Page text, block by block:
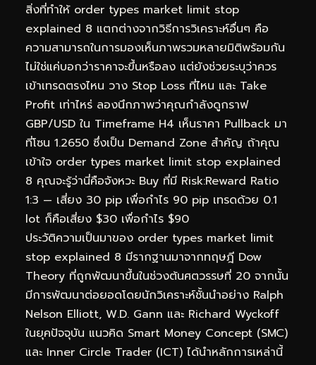
สิ่งที่ทำให้ order types market limit stop
explained 8 แตกต่างจากวิธีการวิเคราะห์อื่นๆ คือ
ความสามารถในการมองเห็นภาพรวมหลายมิติพร้อมกัน
ไม่ใช่แค่บอกว่าราคาจะขึ้นหรือลง แต่ยังช่วยระบุว่าควร
เข้าเทรดตรงไหน วาง Stop Loss ที่ไหน และ Take
Profit เท่าไหร่ ลองนึกภาพว่าคุณกำลังดูกราฟ
GBP/USD ใน Timeframe H4 เห็นราคา Pullback มา
ที่โซน 1.2650 ซึ่งเป็น Demand Zone สำคัญ ถ้าคุณ
เข้าใจ order types market limit stop explained
8 คุณจะรู้ว่านี่คือจังหวะ Buy ที่มี Risk:Reward Ratio
1:3 — เสี่ยง 30 pip เพื่อกำไร 90 pip เทรดด้วย 0.1
lot ก็คือเสี่ยง $30 เพื่อกำไร $90
ประวัติความเป็นมาของ order types market limit
stop explained 8 มีรากฐานมาจากทฤษฎี Dow
Theory ที่ถูกพัฒนาขึ้นในช่วงต้นศตวรรษที่ 20 จากนั้น
มีการพัฒนาต่อยอดโดยนักวิเคราะห์ชั้นนำอย่าง Ralph
Nelson Elliott, W.D. Gann และ Richard Wyckoff
ในยุคปัจจุบัน แนวคิด Smart Money Concept (SMC)
และ Inner Circle Trader (ICT) ได้นำหลักการเหล่านี้